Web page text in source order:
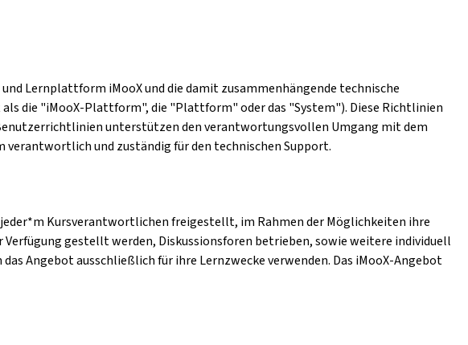
Lernplattform iMooX und die damit zusammenhängende technische
die "iMooX-Plattform", die "Plattform" oder das "System"). Diese Richtlinien
unterstützen den verantwortungsvollen Umgang mit dem
verantwortlich und zuständig für den technischen Support.
Kursverantwortlichen freigestellt, im Rahmen der Möglichkeiten ihre
gestellt werden, Diskussionsforen betrieben, sowie weitere individuell
Angebot ausschließlich für ihre Lernzwecke verwenden. Das iMooX-Angebot